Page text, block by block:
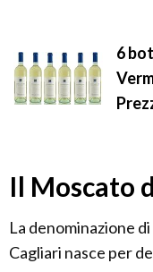
6
Il Moscato
La denominazione
Cagliari nasce per